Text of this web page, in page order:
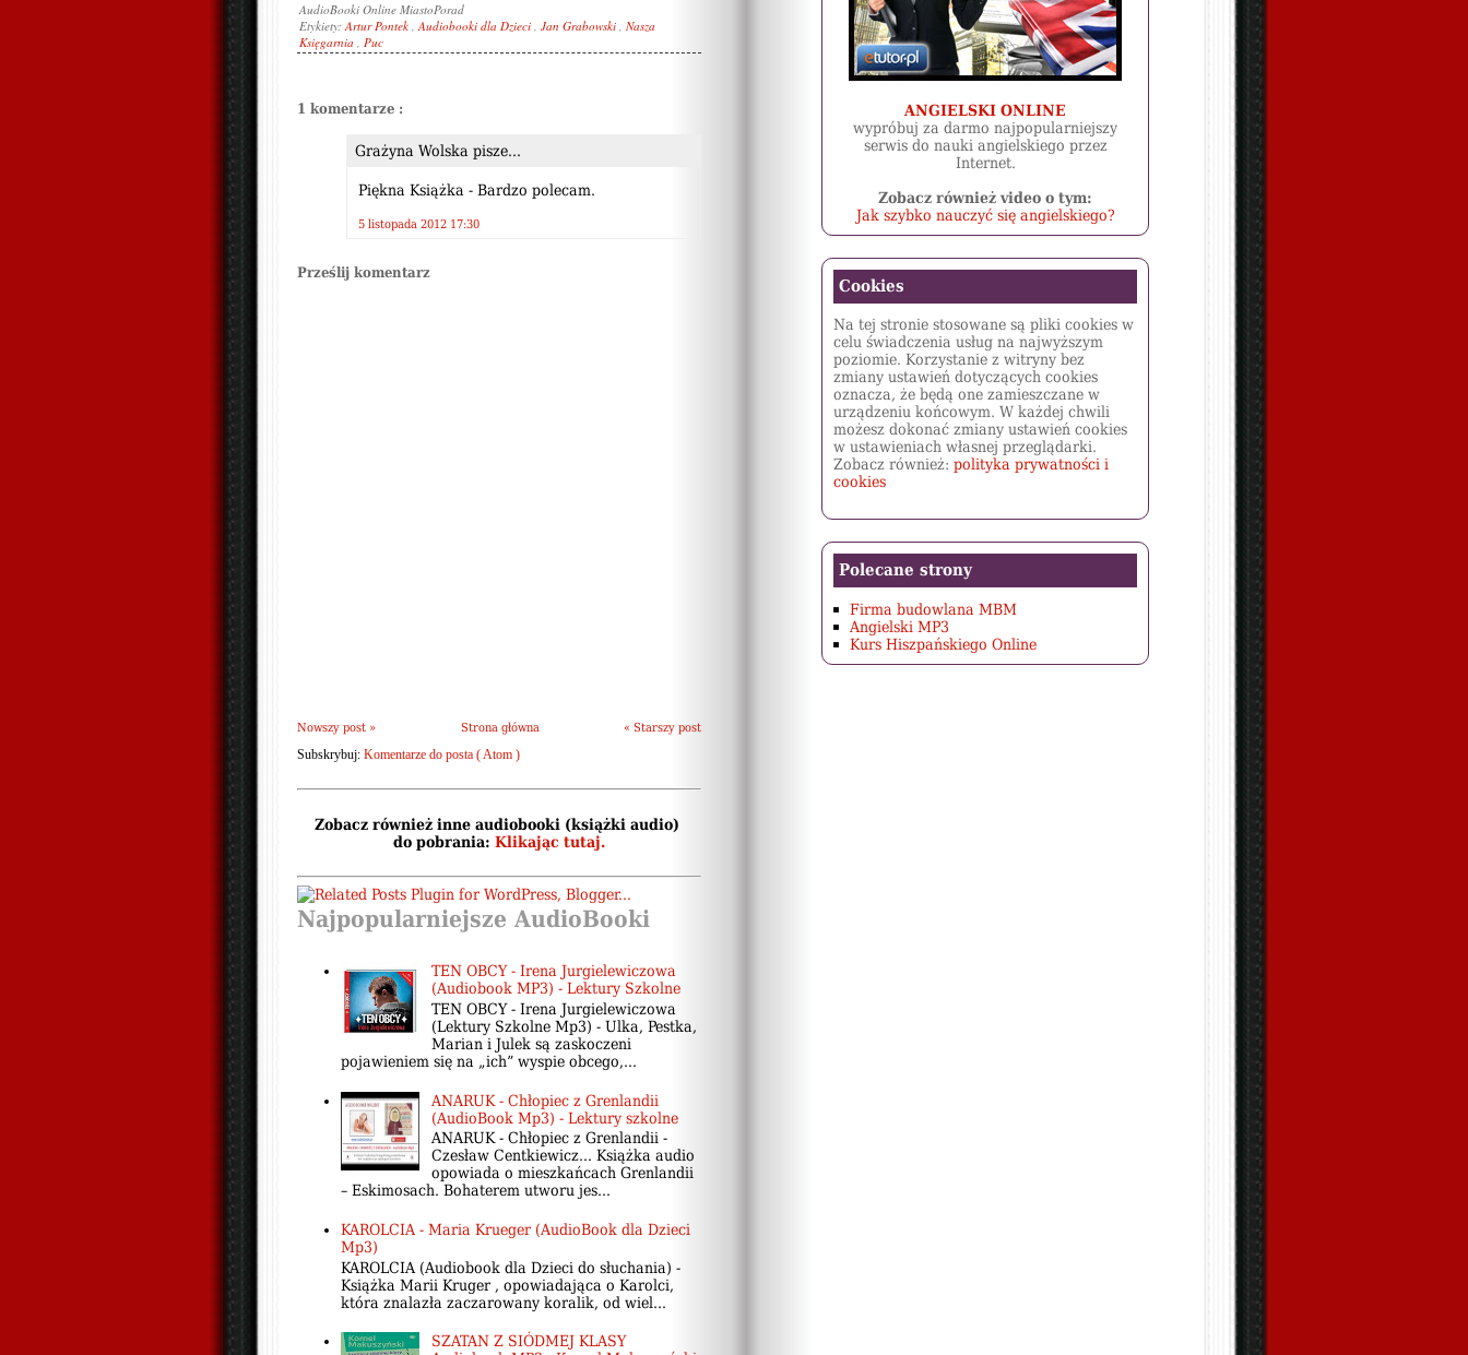
AudioBooki Online MiastoPorad
Etykiety:Artur Pontek ,Audiobooki dla Dzieci , Jan Grabowski , Nasza
Księgarnia , Puc
1 komentarze :
Grażyna Wolska pisze...
Piękna Książka - Bardzo polecam.
5 listopada 2012 17:30
Prześlij komentarz
Nowszy post » « Starszy post
Strona główna
Subskrybuj: Komentarze do posta ( Atom )
Zobacz również inne audiobooki (książki audio)
do pobrania: Klikając tutaj.
Najpopularniejsze AudioBooki
TEN OBCY - Irena Jurgielewiczowa
(Audiobook MP3) - Lektury Szkolne
TEN OBCY - Irena Jurgielewiczowa
(Lektury Szkolne Mp3) - Ulka, Pestka,
Marian i Julek są zaskoczeni
pojawieniem się na „ich” wyspie obcego,...
ANARUK - Chłopiec z Grenlandii
(AudioBook Mp3) - Lektury szkolne
ANARUK - Chłopiec z Grenlandii -
Czesław Centkiewicz... Książka audio
opowiada o mieszkańcach Grenlandii
– Eskimosach. Bohaterem utworu jes...
KAROLCIA - Maria Krueger (AudioBook dla Dzieci
Mp3)
KAROLCIA (Audiobook dla Dzieci do słuchania) -
Książka Marii Kruger , opowiadająca o Karolci,
która znalazła zaczarowany koralik, od wiel...
SZATAN Z SIÓDMEJ KLASY
ANGIELSKI ONLINE
wypróbuj za darmo najpopularniejszy
serwis do nauki angielskiego przez
Internet.
Zobacz również video o tym:
Jak szybko nauczyć się angielskiego?
Cookies
Na tej stronie stosowane są pliki cookies w
celu świadczenia usług na najwyższym
poziomie. Korzystanie z witryny bez
zmiany ustawień dotyczących cookies
oznacza, że będą one zamieszczane w
urządzeniu końcowym. W każdej chwili
możesz dokonać zmiany ustawień cookies
w ustawieniach własnej przeglądarki.
Zobacz również: polityka prywatności i
cookies
Polecane strony
Firma budowlana MBM
Angielski MP3
Kurs Hiszpańskiego Online